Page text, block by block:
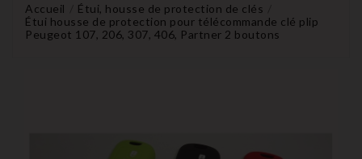
Accueil
Étui, housse de protection de clés
Étui housse de protection pour télécommande clé plip
Peugeot 107, 206, 307, 406, Partner 2 boutons